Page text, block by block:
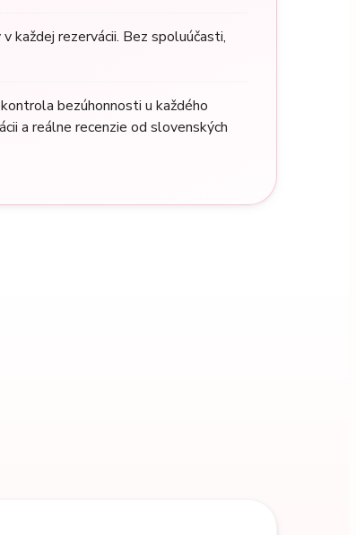
každej rezervácii. Bez spoluúčasti,
bezúhonnosti u každého
a reálne recenzie od slovenských